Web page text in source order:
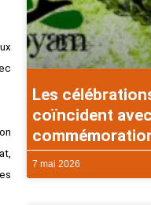
Les
coïncident
7 mai 2026